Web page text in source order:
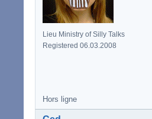
Lieu Ministry of Silly Talks
Registered 06.03.2008
Hors ligne